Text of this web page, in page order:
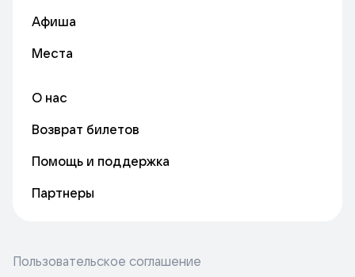
Афиша
Места
О нас
Возврат билетов
Помощь и поддержка
Партнеры
Пользовательское соглашение